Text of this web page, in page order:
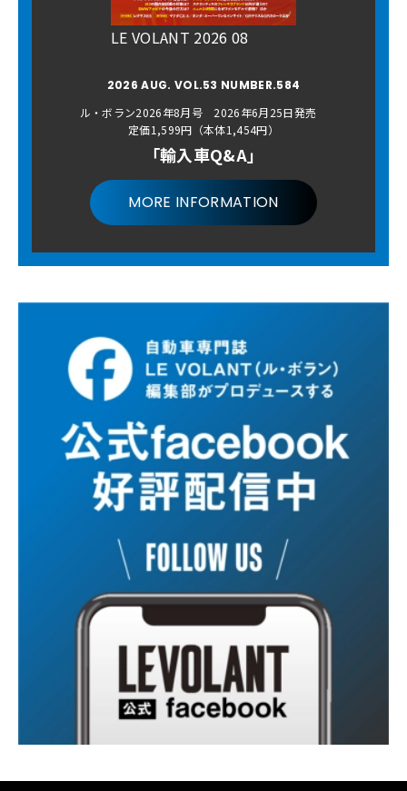
LE VOLANT 2026 08
2026 AUG. VOL.53 NUMBER.584
ル・ボラン2026年8月号 2026年6月25日発売
定価1,599円（本体1,454円）
「輸入車Q&A」
MORE INFORMATION